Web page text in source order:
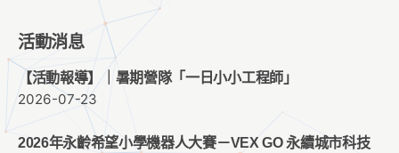
活動消息
【活動報導】｜暑期營隊「一日小小工程師」
2026-07-23
2026年永齡希望小學機器人大賽－VEX GO 永續城市科技